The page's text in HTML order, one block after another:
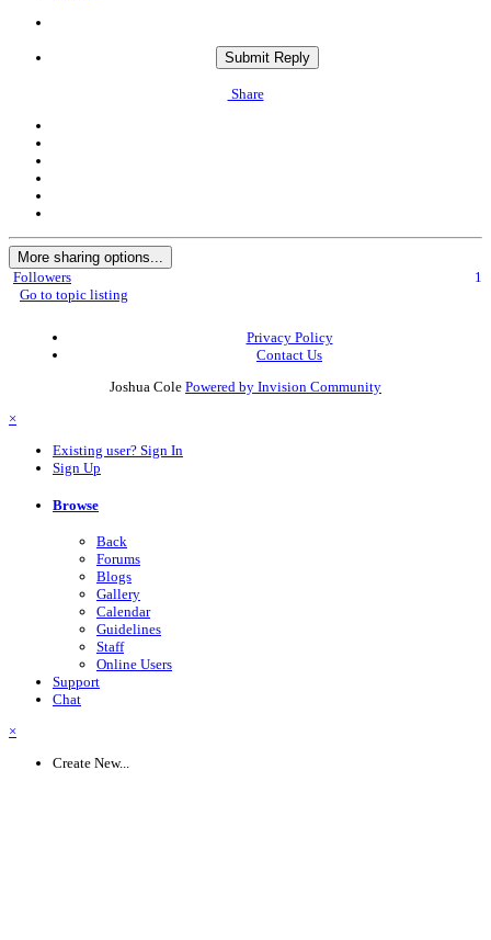
Submit Reply
Share
More sharing options...
Followers
1
Go to topic listing
Privacy Policy
Contact Us
Joshua Cole Powered by Invision Community
×
Existing user? Sign In
Sign Up
Browse
Back
Forums
Blogs
Gallery
Calendar
Guidelines
Staff
Online Users
Support
Chat
×
Create New...